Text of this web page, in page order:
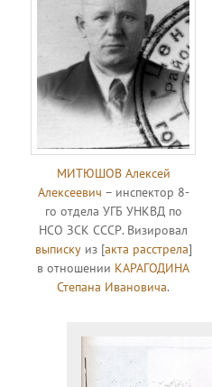
МИТЮШОВ Алексей
Алексеевич – инспектор 8-
го отдела УГБ УНКВД по
НСО ЗСК СССР. Визировал
выпискуиз [акта расстрела]
в отношении КАРАГОДИНА
Степана Ивановича.